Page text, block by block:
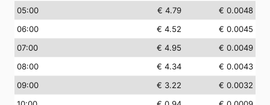
05:00 € 4.79
€ 0.0048
06:00 € 4.52
€ 0.0045
07:00 € 4.95
€ 0.0049
08:00 € 4.34
€ 0.0043
09:00 € 3.22
€ 0.0032